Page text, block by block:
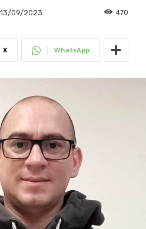
13/09/2023 470
X WhatsApp